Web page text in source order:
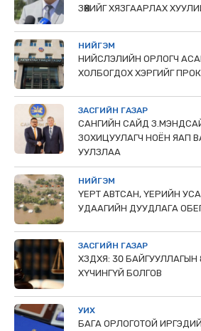
ЗӨӨХИЙГ ХЯЗГААРЛАХ
НИЙГЭМ
НИЙСЛЭЛИЙН ОРЛОГЧ
ХОЛБОГДОХ ХЭРГИЙГ
ЗАСГИЙН ГАЗАР
САНГИЙН САЙД
ЗОХИЦУУЛАГЧ НОЁН ЯАП
УУЛЗЛАА
НИЙГЭМ
ҮЕРТ АВТСАН, ҮЕРИЙН
УДААГИЙН ДУУДЛАГА
ЗАСГИЙН ГАЗАР
ХЗДХЯ: 30
ХҮЧИНГҮЙ БОЛГОВ
УИХ
БАГА ОРЛОГОТОЙ